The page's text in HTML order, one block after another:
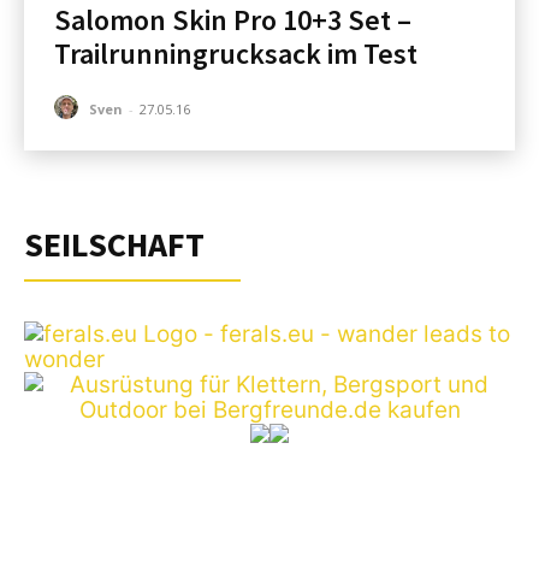
Salomon Skin Pro 10+3 Set –
Trailrunningrucksack im Test
Sven - 27.05.16
SEILSCHAFT